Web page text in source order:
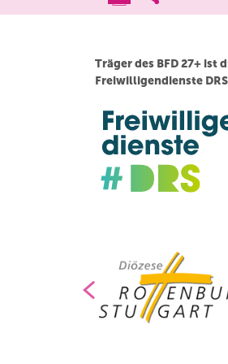
Träger des BFD 27+ ist
Freiwilligendienste